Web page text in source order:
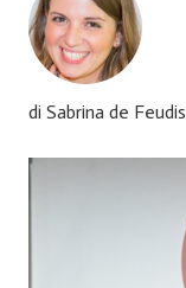
di Sabrina de Feudis